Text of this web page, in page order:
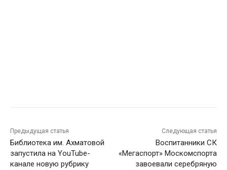
Предыдущая статья
Библиотека им. Ахматовой
запустила на YouTube-
канале новую рубрику
Следующая статья
Воспитанники СК
«Мегаспорт» Москомспорта
завоевали серебряную